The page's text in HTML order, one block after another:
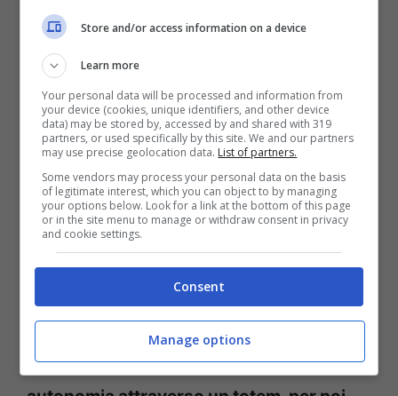
menù interamente dedicato ai bambini, di
cui 23 registrate all’ente nazionale per la
tutela della proprietà intellettuale, per
tutelare tutti i segreti di produzione
sviluppati internamente.
Si punta così a garantire ai clienti un
servizio veloce grazie a una cottura di
pochi minuti,con la possibilità di
mangiare ricette tipicamente italiane, ma
di qualità, con un modo di lavorare che
sembra ricordare quello del fast food.
ordinazioni possono così essere fatte in
Store and/or access information on a device
Learn more
Your personal data will be processed and information from
your device (cookies, unique identifiers, and other device
data) may be stored by, accessed by and shared with 319
partners, or used specifically by this site. We and our partners
may use precise geolocation data. List of partners.
Some vendors may process your personal data on the basis
of legitimate interest, which you can object to by managing
your options below. Look for a link at the bottom of this page
or in the site menu to manage or withdraw consent in privacy
and cookie settings.
Consent
Manage options